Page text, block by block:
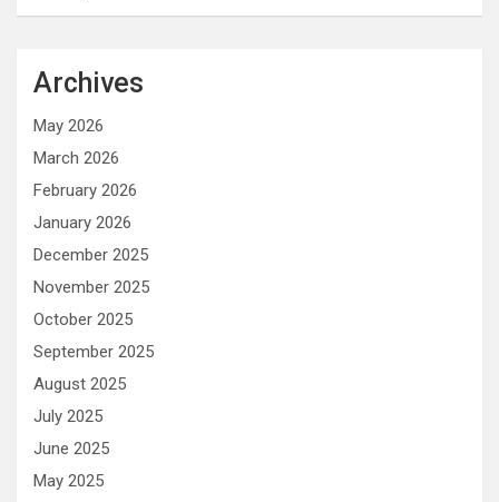
Archives
May 2026
March 2026
February 2026
January 2026
December 2025
November 2025
October 2025
September 2025
August 2025
July 2025
June 2025
May 2025